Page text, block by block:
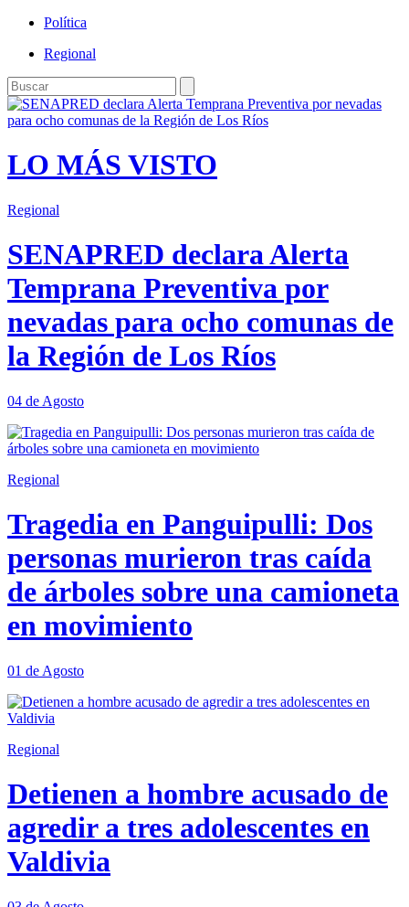
Política
Regional
LO MÁS VISTO
Regional
SENAPRED declara Alerta
Temprana Preventiva por
nevadas para ocho comunas de
la Región de Los Ríos
04 de Agosto
Regional
Tragedia en Panguipulli: Dos
personas murieron tras caída
de árboles sobre una camioneta
en movimiento
01 de Agosto
Regional
Detienen a hombre acusado de
agredir a tres adolescentes en
Valdivia